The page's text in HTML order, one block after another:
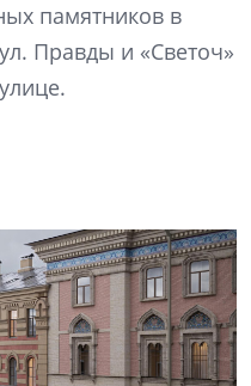
памятников в
Правды и «Светоч»